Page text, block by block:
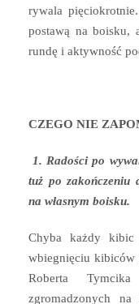
rywala
postawą na boisku,
rundę i aktywność
CZEGO NIE
1. Radości po
tuż po zakończeniu
na własnym boisku.
Chyba każdy kibic
wbiegnięciu kibiców
Roberta
zgromadzonych